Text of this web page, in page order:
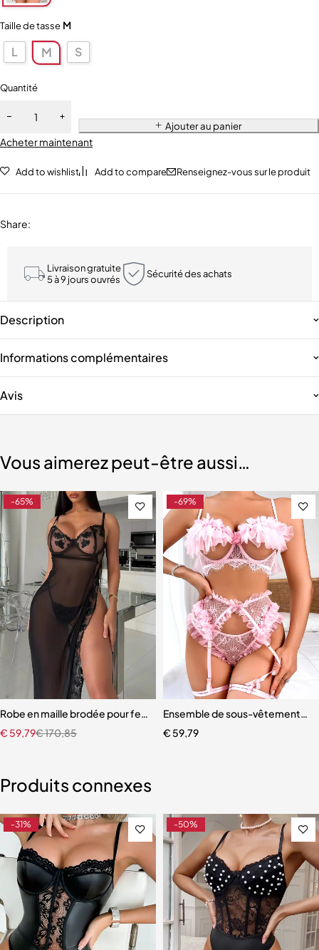
Taille de tasse M
L M S
Quantité
Ajouter au panier
Acheter maintenant
Add to wishlist Add to compare Renseignez-vous sur le produit
Share:
Livraison gratuite
5 à 9 jours ouvrés
Sécurité des achats
Description
Informations complémentaires
Avis
Vous aimerez peut-être aussi…
pour dames
-65%
Robe en maille brodée pour femme avec sangle de poitrine
€170,85
€ 59,79
-69%
Ensemble de sous-vêtements
€ 59,79
Produits connexes
-31% -50%